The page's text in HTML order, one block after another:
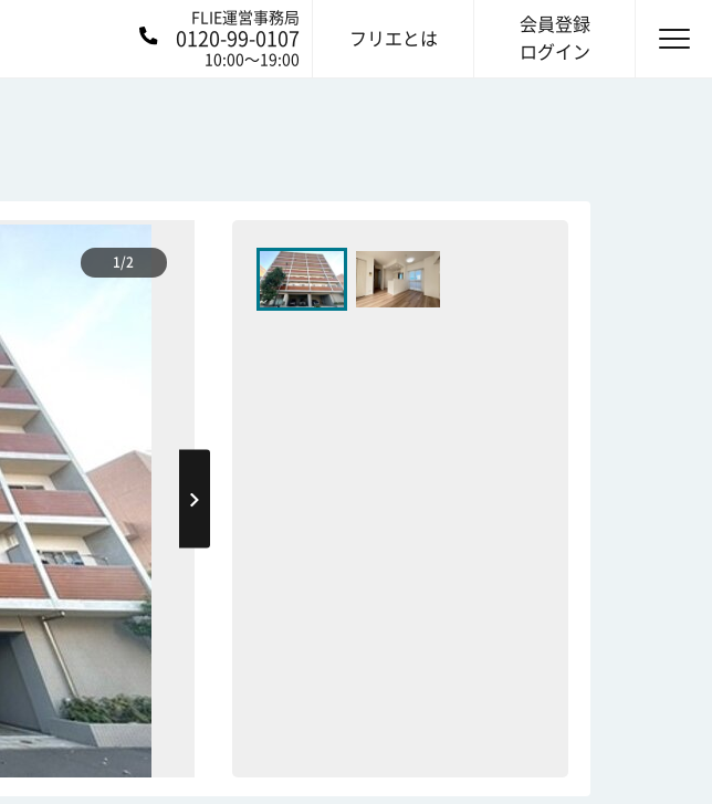
FLIE運営事務局
0120-99-0107
10:00〜19:00
フリエとは
会員登録
ログイン
1/2